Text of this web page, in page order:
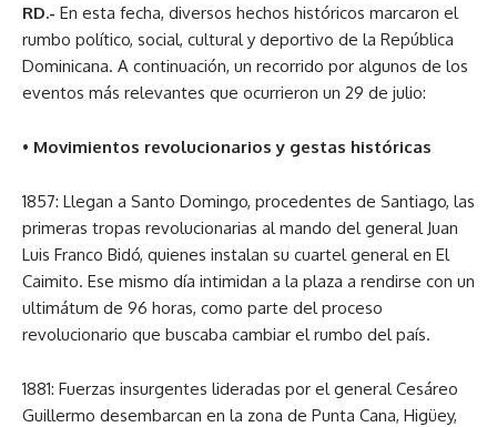
RD.- En esta fecha, diversos hechos históricos marcaron el
rumbo político, social, cultural y deportivo de la República
Dominicana. A continuación, un recorrido por algunos de los
eventos más relevantes que ocurrieron un 29 de julio:
• Movimientos revolucionarios y gestas históricas
1857: Llegan a Santo Domingo, procedentes de Santiago, las
primeras tropas revolucionarias al mando del general Juan
Luis Franco Bidó, quienes instalan su cuartel general en El
Caimito. Ese mismo día intimidan a la plaza a rendirse con un
ultimátum de 96 horas, como parte del proceso
revolucionario que buscaba cambiar el rumbo del país.
1881: Fuerzas insurgentes lideradas por el general Cesáreo
Guillermo desembarcan en la zona de Punta Cana, Higüey,